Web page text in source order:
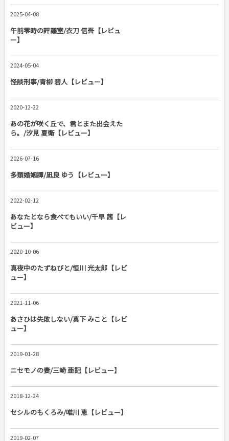
2025-04-08
午前零時の評議室/衣刀 信吾【レビュ
ー】
2024-05-04
怪談刑事/青柳 碧人【レビュー】
2020-12-22
あの花が咲く丘で、君とまた出会えた
ら。/汐見 夏衛【レビュー】
2026-07-16
多類婚姻譚/凪良 ゆう【レビュー】
2022-02-12
あなたとなら食べてもいい/千早 茜【レ
ビュー】
2020-10-06
真夜中のたずねびと/恒川 光太郎【レビ
ュー】
2021-11-06
あさひは失敗しない/真下 みこと【レビ
ュー】
2019-01-28
ニセモノの妻/三崎 亜記【レビュー】
2018-12-24
セシルのもくろみ/唯川 恵【レビュー】
2019-02-07